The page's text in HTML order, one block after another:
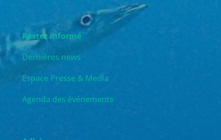
Restez informé
Dernières news
Espace Presse & Media
Agenda des événements